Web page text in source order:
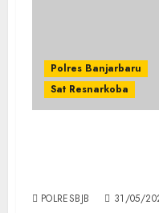
Polres Banjarbaru
Sat Resnarkoba
POLRESBJB 31/05/